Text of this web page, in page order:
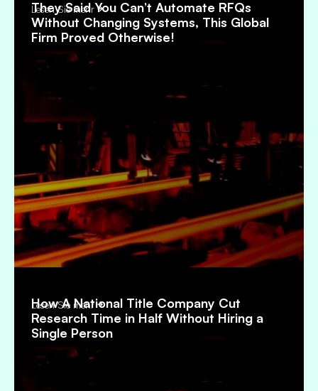
They Said You Can’t Automate RFQs
Without Changing Systems, This Global
Firm Proved Otherwise!
Lesen Sie mehr
How A National Title Company Cut
Research Time in Half Without Hiring a
Single Person
Lesen Sie mehr